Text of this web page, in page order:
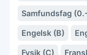
Samfundsfag
Engelsk (B)
Fysik (C)